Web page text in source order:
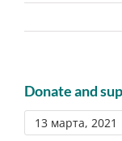
Donate and
13 марта, 2021